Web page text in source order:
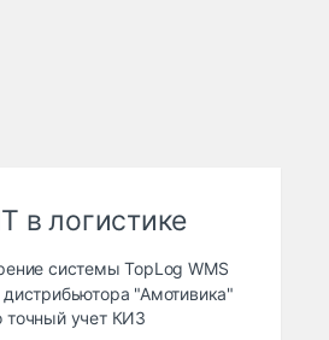
в логистике
системы TopLog WMS
"Амотивика"
точный учет КИЗ